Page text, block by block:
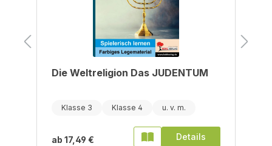
Die Weltreligion Das JUDENTUM
Klasse 3 Klasse 4
ab 17,49 € Details